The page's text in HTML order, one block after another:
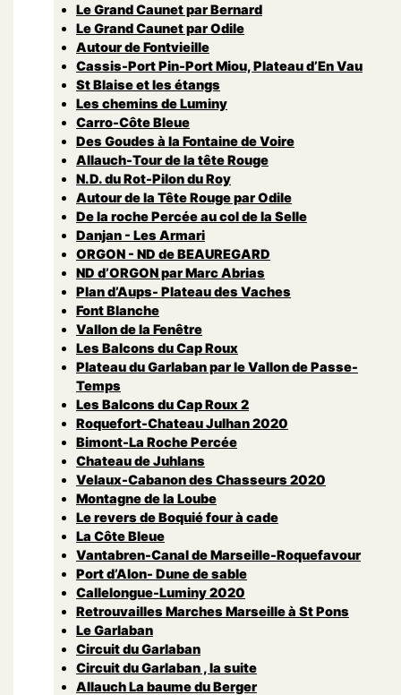
Le Grand Caunet par Bernard
Le Grand Caunet par Odile
Autour de Fontvieille
Cassis-Port Pin-Port Miou, Plateau d’En Vau
St Blaise et les étangs
Les chemins de Luminy
Carro-Côte Bleue
Des Goudes à la Fontaine de Voire
Allauch-Tour de la tête Rouge
N.D. du Rot-Pilon du Roy
Autour de la Tête Rouge par Odile
De la roche Percée au col de la Selle
Danjan - Les Armari
ORGON - ND de BEAUREGARD
ND d’ORGON par Marc Abrias
Plan d’Aups- Plateau des Vaches
Font Blanche
Vallon de la Fenêtre
Les Balcons du Cap Roux
Plateau du Garlaban par le Vallon de Passe-
Temps
Les Balcons du Cap Roux 2
Roquefort-Chateau Julhan 2020
Bimont-La Roche Percée
Chateau de Juhlans
Velaux-Cabanon des Chasseurs 2020
Montagne de la Loube
Le revers de Boquié four à cade
La Côte Bleue
Vantabren-Canal de Marseille-Roquefavour
Port d’Alon- Dune de sable
Callelongue-Luminy 2020
Retrouvailles Marches Marseille à St Pons
Le Garlaban
Circuit du Garlaban
Circuit du Garlaban , la suite
Allauch La baume du Berger